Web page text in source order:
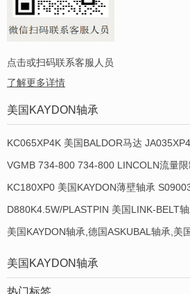
点击或扫码联系客服人员
了解更多详情
美国KAYDON轴承
KC065XP4K 美国BALDOR马达
KC180XP0 美国KAYDON薄壁轴承
D880K4.5W/PLASTPIN 美国LINK-BELT
美国KAYDON轴承,德国ASKUBAL轴承,美
美国KAYDON轴承
热门标签